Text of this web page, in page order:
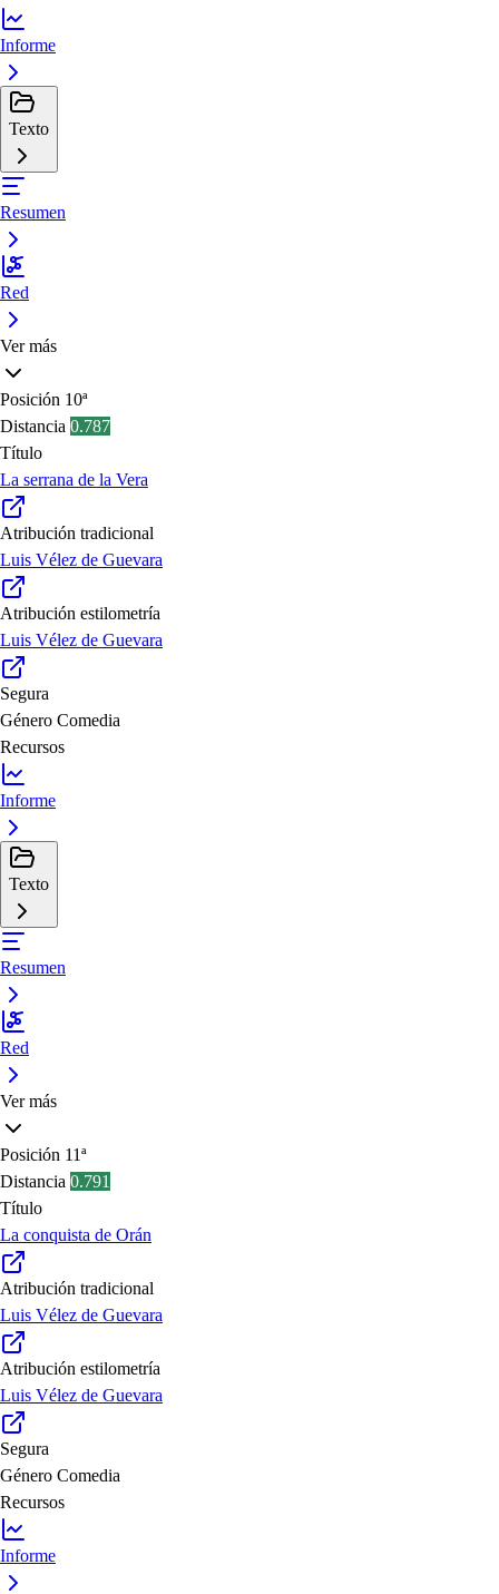
Informe
Texto
Resumen
Red
Ver más
Posición 10ª
Distancia 0.787
Título
La serrana de la Vera
Atribución tradicional
Luis Vélez de Guevara
Atribución estilometría
Luis Vélez de Guevara
Segura
Género Comedia
Recursos
Informe
Texto
Resumen
Red
Ver más
Posición 11ª
Distancia 0.791
Título
La conquista de Orán
Atribución tradicional
Luis Vélez de Guevara
Atribución estilometría
Luis Vélez de Guevara
Segura
Género Comedia
Recursos
Informe